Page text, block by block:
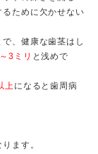
るために欠かせない
、健康な歯茎はし
3ミリ と浅めで
上になると歯周病
ます。